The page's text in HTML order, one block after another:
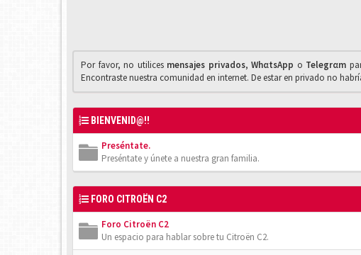
Por favor, no utilices mensajes privados,WhαtsApp o Telegrαm
Encontraste nuestra comunidad en internet. De estar en privado no
BIENVENID@!!
Preséntate.
Preséntate y únete a nuestra gran familia.
FORO CITROËN C2
Foro Citroën C2
Un espacio para hablar sobre tu Citroën C2.